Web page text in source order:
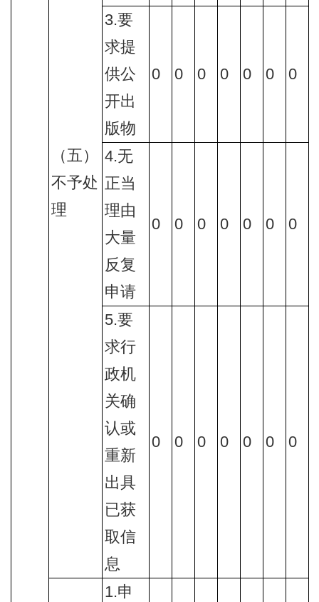
（五）
不予处
理
3.要
求提
供公
开出
版物
0 0 0 0 0 0 0
4.无
正当
理由
大量
反复
申请
0 0 0 0 0 0 0
5.要
求行
政机
关确
认或
重新
出具
已获
取信
息
0 0 0 0 0 0 0
1.申